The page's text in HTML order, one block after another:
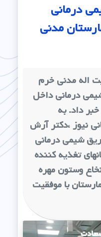
درمانی
مدنی
اله مدنی خرم
درمانی داخل
داد. به
نیوز ،دکتر آرش
شیمی درمانی
تغذیه کننده
وستون مهره
با موفقیت